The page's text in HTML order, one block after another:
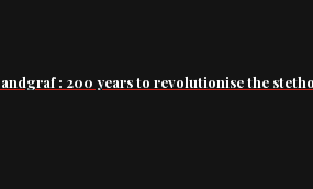
: 200 years to revolutionise the